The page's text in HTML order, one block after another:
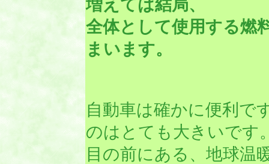
増えては結局、
全体として使用する燃
まいます。
自動車は確かに便利で
のはとても大きいです
目の前にある、地球温